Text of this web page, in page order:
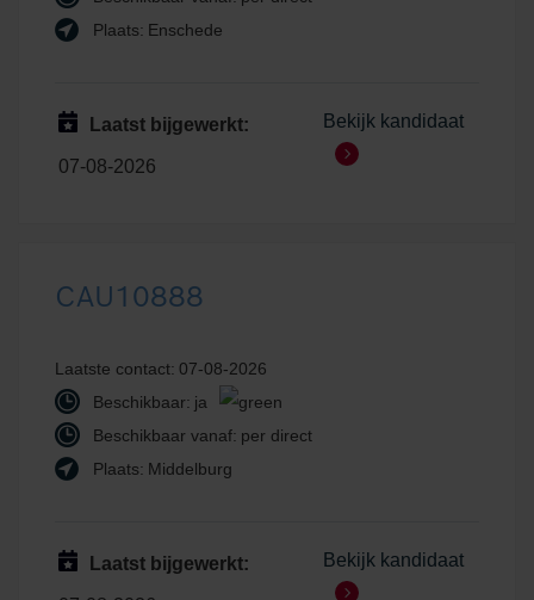
Plaats: Enschede
Laatst bijgewerkt:
07-08-2026
Bekijk kandidaat
CAU10888
Laatste contact: 07-08-2026
Beschikbaar: ja
Beschikbaar vanaf: per direct
Plaats: Middelburg
Laatst bijgewerkt: Bekijk kandidaat